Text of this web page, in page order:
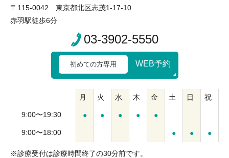
〒115-0042 東京都北区志茂1-17-10
赤羽駅徒歩6分
03-3902-5550
初めての方専用 WEB予約
月 火 水 木 金 土 日 祝
9:00〜19:30 ● ● ● ● ●
9:00〜18:00 ● ● ●
※診療受付は診療時間終了の30分前です。